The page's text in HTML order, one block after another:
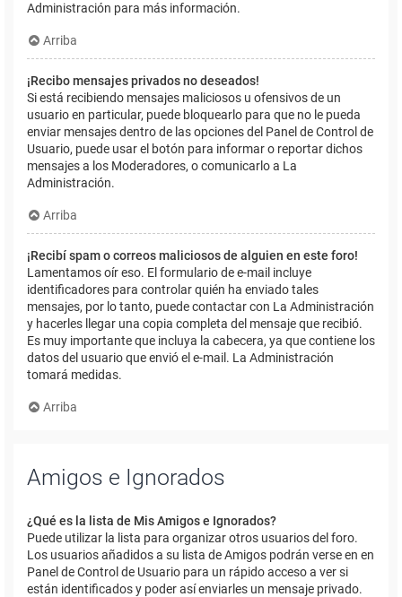
Administración para más información.
Arriba
¡Recibo mensajes privados no deseados!
Si está recibiendo mensajes maliciosos u ofensivos de un
usuario en particular, puede bloquearlo para que no le pueda
enviar mensajes dentro de las opciones del Panel de Control de
Usuario, puede usar el botón para informar o reportar dichos
mensajes a los Moderadores, o comunicarlo a La
Administración.
Arriba
¡Recibí spam o correos maliciosos de alguien en este foro!
Lamentamos oír eso. El formulario de e-mail incluye
identificadores para controlar quién ha enviado tales
mensajes, por lo tanto, puede contactar con La Administración
y hacerles llegar una copia completa del mensaje que recibió.
Es muy importante que incluya la cabecera, ya que contiene los
datos del usuario que envió el e-mail. La Administración
tomará medidas.
Arriba
Amigos e Ignorados
¿Qué es la lista de Mis Amigos e Ignorados?
Puede utilizar la lista para organizar otros usuarios del foro.
Los usuarios añadidos a su lista de Amigos podrán verse en en
Panel de Control de Usuario para un rápido acceso a ver si
están identificados y poder así enviarles un mensaje privado.